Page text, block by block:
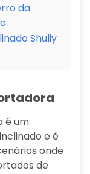
da
Shuliy
é um
e é
onde
de